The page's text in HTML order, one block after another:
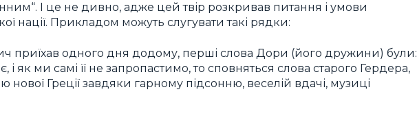
І це не дивно, адже цей твір розкривав питання і умови
нації. Прикладом можуть слугувати такі рядки:
приїхав одного дня додому, перші слова Дори (його дружини) були:
і як ми самі її не запропастимо, то сповняться слова старого Гердера,
Греції завдяки гарному підсонню, веселій вдачі, музиці